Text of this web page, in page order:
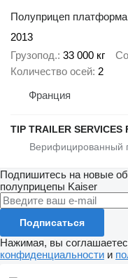
Полуприцеп платформа
2013
Грузопод. 33 000 кг
Количество осей 2
Франция
TIP TRAILER SERVICES
Подпишитесь на новые
полуприцепы Kaiser
Подписаться
Нажимая, вы
конфиденциальности и